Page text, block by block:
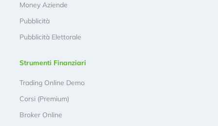
Money Aziende
Pubblicità
Pubblicità Elettorale
Strumenti Finanziari
Trading Online Demo
Corsi (Premium)
Broker Online